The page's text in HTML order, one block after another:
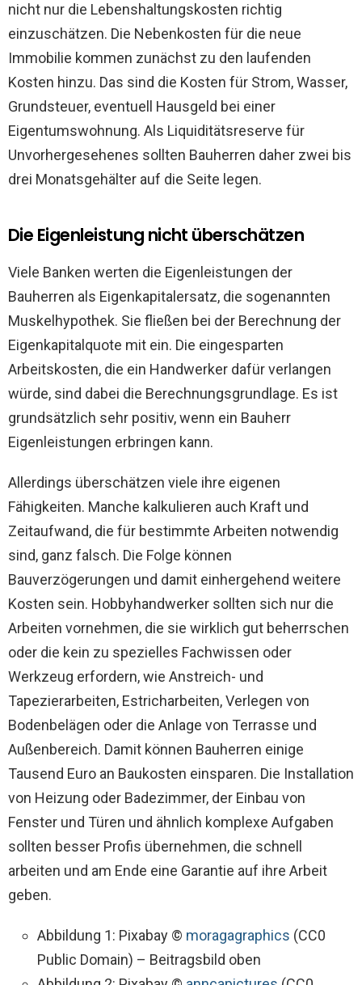
nicht nur die Lebenshaltungskosten richtig
einzuschätzen. Die Nebenkosten für die neue
Immobilie kommen zunächst zu den laufenden
Kosten hinzu. Das sind die Kosten für Strom, Wasser,
Grundsteuer, eventuell Hausgeld bei einer
Eigentumswohnung. Als Liquiditätsreserve für
Unvorhergesehenes sollten Bauherren daher zwei bis
drei Monatsgehälter auf die Seite legen.
Die Eigenleistung nicht überschätzen
Viele Banken werten die Eigenleistungen der
Bauherren als Eigenkapitalersatz, die sogenannten
Muskelhypothek. Sie fließen bei der Berechnung der
Eigenkapitalquote mit ein. Die eingesparten
Arbeitskosten, die ein Handwerker dafür verlangen
würde, sind dabei die Berechnungsgrundlage. Es ist
grundsätzlich sehr positiv, wenn ein Bauherr
Eigenleistungen erbringen kann.
Allerdings überschätzen viele ihre eigenen
Fähigkeiten. Manche kalkulieren auch Kraft und
Zeitaufwand, die für bestimmte Arbeiten notwendig
sind, ganz falsch. Die Folge können
Bauverzögerungen und damit einhergehend weitere
Kosten sein. Hobbyhandwerker sollten sich nur die
Arbeiten vornehmen, die sie wirklich gut beherrschen
oder die kein zu spezielles Fachwissen oder
Werkzeug erfordern, wie Anstreich- und
Tapezierarbeiten, Estricharbeiten, Verlegen von
Bodenbelägen oder die Anlage von Terrasse und
Außenbereich. Damit können Bauherren einige
Tausend Euro an Baukosten einsparen. Die Installation
von Heizung oder Badezimmer, der Einbau von
Fenster und Türen und ähnlich komplexe Aufgaben
sollten besser Profis übernehmen, die schnell
arbeiten und am Ende eine Garantie auf ihre Arbeit
geben.
Abbildung 1: Pixabay © moragagraphics (CC0
Public Domain) – Beitragsbild oben